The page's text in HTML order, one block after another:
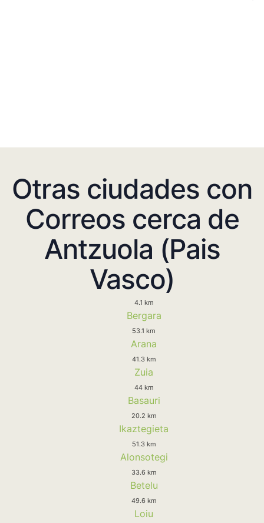
Otras ciudades con
Correos cerca de
Antzuola (Pais
Vasco)
4.1 km
Bergara
53.1 km
Arana
41.3 km
Zuia
44 km
Basauri
20.2 km
Ikaztegieta
51.3 km
Alonsotegi
33.6 km
Betelu
49.6 km
Loiu